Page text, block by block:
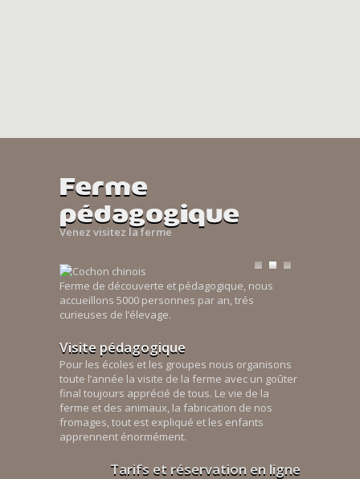
Ferme
pédagogique
Venez visitez la ferme
Ferme de découverte et pédagogique, nous
accueillons 5000 personnes par an, trés
curieuses de l’élevage.
Visite pédagogique
Pour les écoles et les groupes nous organisons
toute l’année la visite de la ferme avec un goûter
final toujours apprécié de tous. Le vie de la
ferme et des animaux, la fabrication de nos
fromages, tout est expliqué et les enfants
apprennent énormément.
Tarifs et réservation en ligne